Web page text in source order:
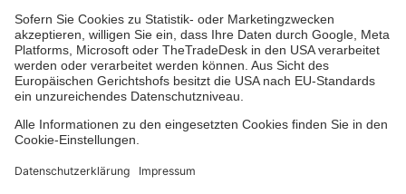
Medizin & Pflege
Zentren
Patienten
Hinweisgebersystem